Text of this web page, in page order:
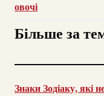
овочі
Більше за
Знаки Зодіаку, які